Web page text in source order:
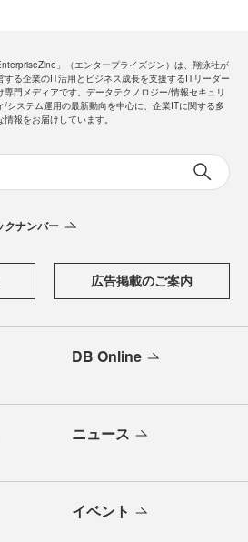
」（エンタープライズジン）は、翔泳社が
する企業のIT活用とビジネス成長を支援するITリーダー
専門メディアです。データテクノロジー/情報セキュリ
/システム運用の最新動向を中心に、企業ITに関する多
情報をお届けしています。
クナンバー
広告掲載のご案内
DB Online
ニュース
イベント